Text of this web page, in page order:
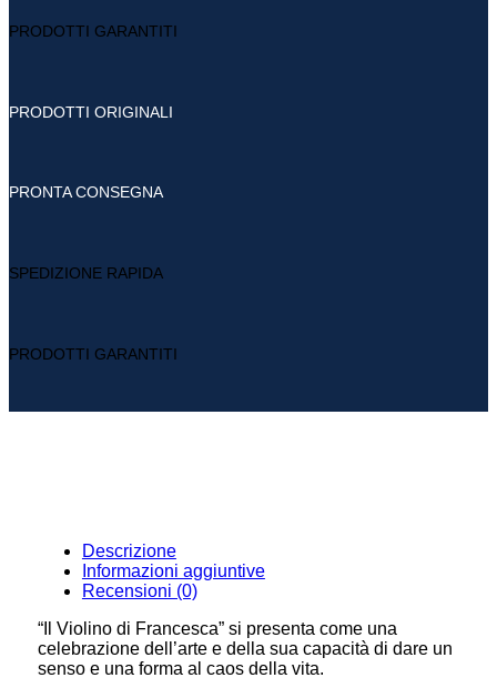
PRODOTTI GARANTITI
PRODOTTI ORIGINALI
PRONTA CONSEGNA
SPEDIZIONE RAPIDA
PRODOTTI GARANTITI
Descrizione
Informazioni aggiuntive
Recensioni (0)
“Il Violino di Francesca” si presenta come una
celebrazione dell’arte e della sua capacità di dare un
senso e una forma al caos della vita.